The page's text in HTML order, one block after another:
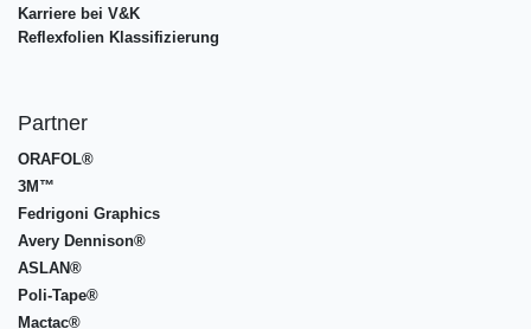
Karriere bei V&K
Reflexfolien Klassifizierung
Partner
ORAFOL®
3M™
Fedrigoni Graphics
Avery Dennison®
ASLAN®
Poli-Tape®
Mactac®